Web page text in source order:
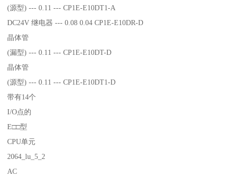
(源型) --- 0.11 --- CP1E-E10DT1-A
DC24V 继电器 --- 0.08 0.04 CP1E-E10DR-D
晶体管
(漏型) --- 0.11 --- CP1E-E10DT-D
晶体管
(源型) --- 0.11 --- CP1E-E10DT1-D
带有14个
I/O点的
E□□型
CPU单元
2064_lu_5_2
AC